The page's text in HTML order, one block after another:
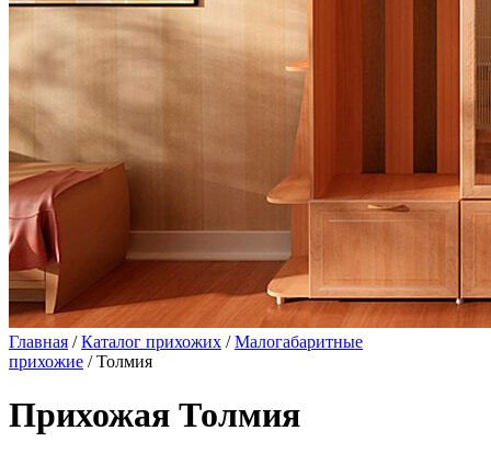
Главная /Каталог прихожих /Малогабаритные
прихожие / Толмия
Прихожая Толмия